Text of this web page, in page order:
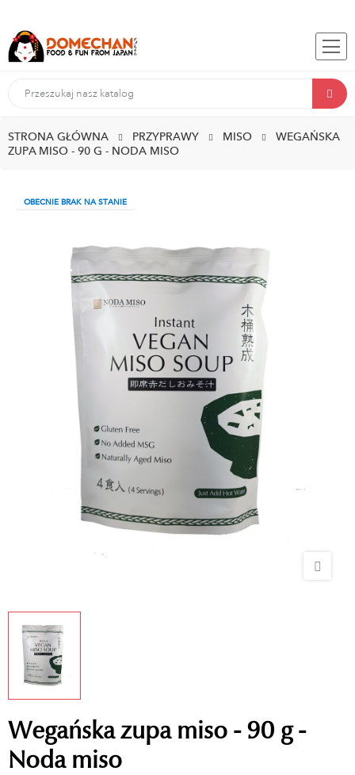
STRONA GŁÓWNA PRZYPRAWY MISO
WEGAŃSKA
ZUPA MISO - 90 G - NODA MISO
OBECNIE BRAK NA STANIE
Wegańska zupa miso - 90 g -
Noda miso